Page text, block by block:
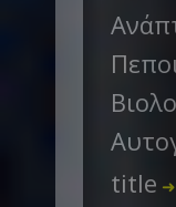
title ➜